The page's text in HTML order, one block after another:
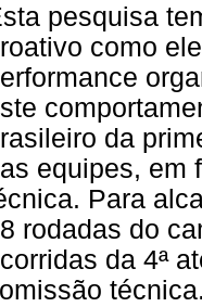
pesquisa
como
da
equipes, em
Para
rodadas do
da 4ª